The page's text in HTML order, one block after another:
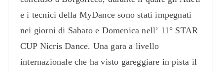
e i tecnici della MyDance sono stati impegnati
nei giorni di Sabato e Domenica nell’ 11° STAR
CUP Nicris Dance. Una gara a livello
internazionale che ha visto gareggiare in pista il